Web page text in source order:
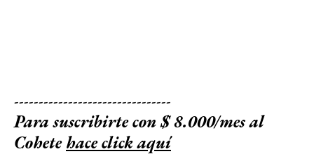
--------------------------------
Para suscribirte con $ 8.000/mes al
Cohetehace click aquí